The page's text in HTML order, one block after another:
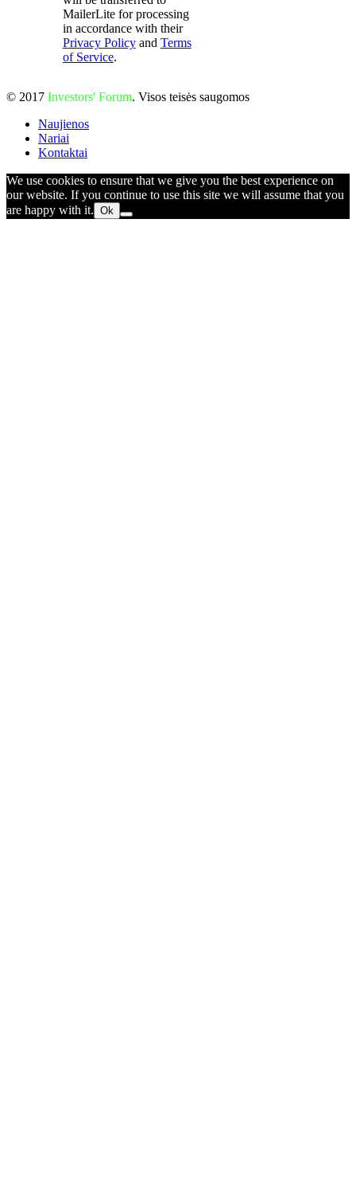
MailerLite for processing
in accordance with their
Privacy Policyand Terms
of Service.
© 2017 Investors' Forum. Visos teisės saugomos
Naujienos
Nariai
Kontaktai
We use cookies to ensure that we give you the best experience on
our website. If you continue to use this site we will assume that you
are happy with it. Ok